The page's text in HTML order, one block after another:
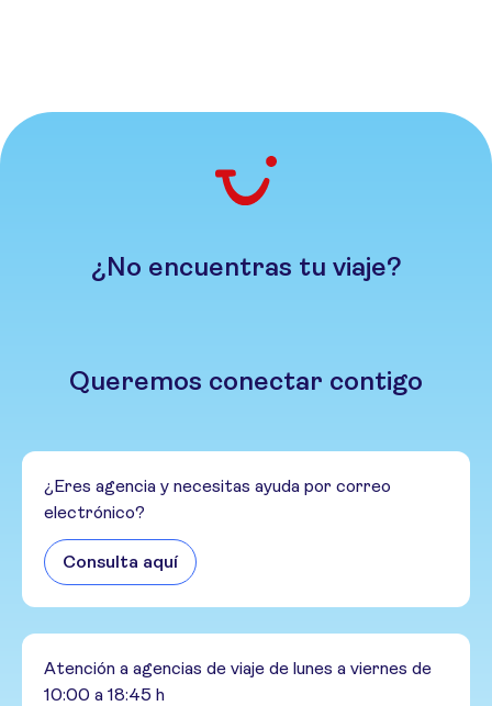
¿No encuentras tu viaje?
Queremos conectar contigo
¿Eres agencia y necesitas ayuda por correo
electrónico?
Consulta aquí
Atención a agencias de viaje de lunes a viernes de
10:00 a 18:45 h